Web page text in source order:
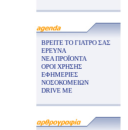
ΒΡΕΙΤΕ ΤΟ ΓΙΑΤΡΟ ΣΑΣ
ΕΡΕΥΝΑ
ΝΕΑ ΠΡΟΪΟΝΤΑ
ΟΡΟΙ ΧΡΗΣΗΣ
ΕΦΗΜΕΡΙΕΣ
ΝΟΣΟΚΟΜΕΙΩΝ
DRIVE ME